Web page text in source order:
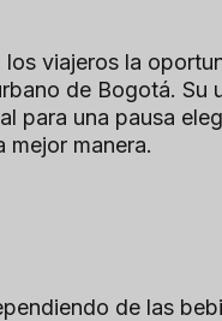
viajeros la
de Bogotá. Su
para una pausa
manera.
de las